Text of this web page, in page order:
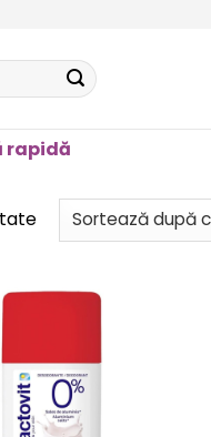
rapidă
Sortat
după
mai